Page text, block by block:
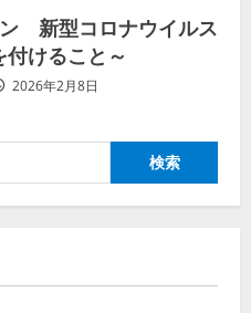
ン 新型コロナウイルス
けること～
2026年2月8日